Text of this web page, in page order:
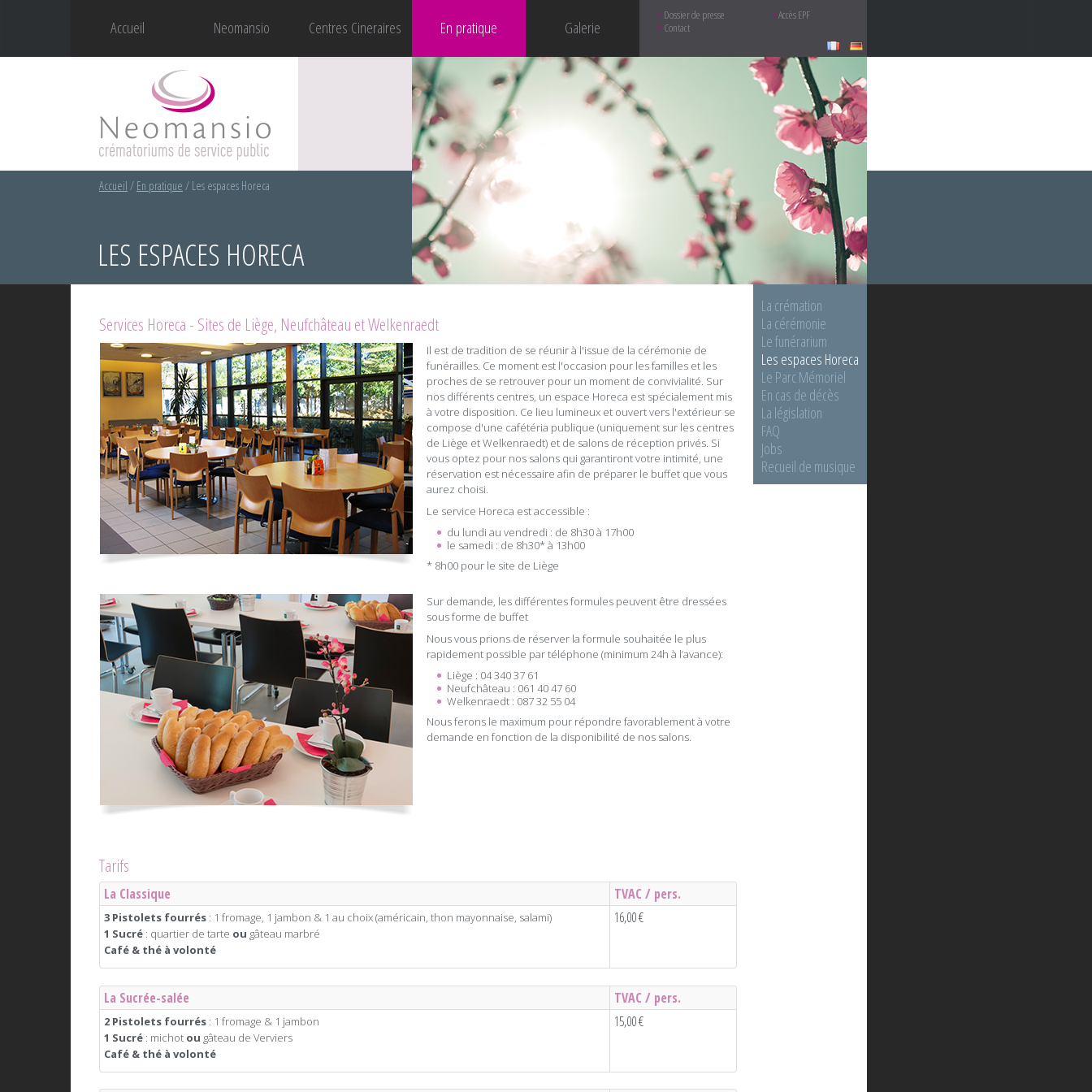
Accueil Neomansio Centres Cineraires En pratique Galerie
Dossier de presse
Accès EPF
Contact
Accueil / En pratique / Les espaces Horeca
LES ESPACES HORECA
Services Horeca - Sites de Liège, Neufchâteau et Welkenraedt
Il est de tradition de se réunir à l'issue de la cérémonie de
funérailles. Ce moment est l'occasion pour les familles et les
proches de se retrouver pour un moment de convivialité. Sur
nos différents centres, un espace Horeca est spécialement mis
à votre disposition. Ce lieu lumineux et ouvert vers l'extérieur se
compose d'une cafétéria publique (uniquement sur les centres
de Liège et Welkenraedt) et de salons de réception privés. Si
vous optez pour nos salons qui garantiront votre intimité, une
réservation est nécessaire afin de préparer le buffet que vous
aurez choisi.
Le service Horeca est accessible :
du lundi au vendredi : de 8h30 à 17h00
le samedi : de 8h30* à 13h00
* 8h00 pour le site de Liège
Sur demande, les différentes formules peuvent être dressées
sous forme de buffet
Nous vous prions de réserver la formule souhaitée le plus
rapidement possible par téléphone (minimum 24h à l’avance):
Liège : 04 340 37 61
Neufchâteau : 061 40 47 60
Welkenraedt : 087 32 55 04
Nous ferons le maximum pour répondre favorablement à votre
demande en fonction de la disponibilité de nos salons.
Tarifs
La Classique TVAC / pers.
3 Pistolets fourrés : 1 fromage, 1 jambon & 1 au choix (américain, thon mayonnaise, salami)
1 Sucré : quartier de tarte ou gâteau marbré
Café & thé à volonté
16,00 €
La Sucrée-salée TVAC / pers.
2 Pistolets fourrés : 1 fromage & 1 jambon
1 Sucré : michot ou gâteau de Verviers
Café & thé à volonté
15,00 €
La crémation
La cérémonie
Le funérarium
Les espaces Horeca
Le Parc Mémoriel
En cas de décès
La législation
FAQ
Jobs
Recueil de musique